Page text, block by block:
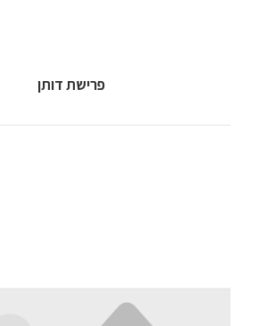
פרישת דותן